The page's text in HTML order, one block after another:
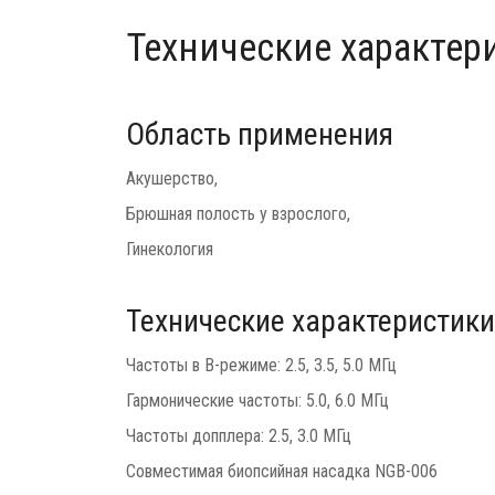
Технические
Область применения
Акушерство,
Брюшная полость у взрослого,
Гинекология
Технические характеристики
Частоты в B-режиме: 2.5, 3.5, 5.0 МГц
Гармонические частоты: 5.0, 6.0 МГц
Частоты допплера: 2.5, 3.0 МГц
Совместимая биопсийная насадка NGB-006